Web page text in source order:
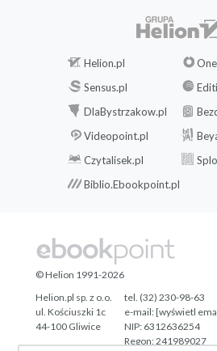
Helion.pl
Sensus.pl
DlaBystrzakow.pl
Videopoint.pl
Czytalisek.pl
Biblio.Ebookpoint.pl
© Helion 1991-2026
Helion.pl sp. z o.o.
ul. Kościuszki 1c
44-100 Gliwice
tel. (32) 230-98-63
e-mail:[wyświetl
NIP: 6312636254
Regon: 241989027